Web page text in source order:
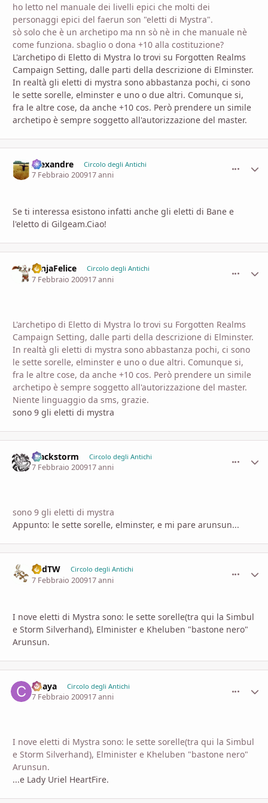
ho letto nel manuale dei livelli epici che molti dei
personaggi epici del faerun son "eletti di Mystra".
sò solo che è un archetipo ma nn sò nè in che manuale nè
come funziona. sbaglio o dona +10 alla costituzione?
L'archetipo di Eletto di Mystra lo trovi su Forgotten Realms
Campaign Setting, dalle parti della descrizione di Elminster.
In realtà gli eletti di mystra sono abbastanza pochi, ci sono
le sette sorelle, elminster e uno o due altri. Comunque si,
fra le altre cose, da anche +10 cos. Però prendere un simile
archetipo è sempre soggetto all'autorizzazione del master.
Alexandre Circolo degli Antichi
7 Febbraio 200917 anni
Se ti interessa esistono infatti anche gli eletti di Bane e
l'eletto di Gilgeam.Ciao!
NinjaFelice Circolo degli Antichi
7 Febbraio 200917 anni
L'archetipo di Eletto di Mystra lo trovi su Forgotten Realms
Campaign Setting, dalle parti della descrizione di Elminster.
In realtà gli eletti di mystra sono abbastanza pochi, ci sono
le sette sorelle, elminster e uno o due altri. Comunque si,
fra le altre cose, da anche +10 cos. Però prendere un simile
archetipo è sempre soggetto all'autorizzazione del master.
Niente linguaggio da sms, grazie.
sono 9 gli eletti di mystra
Blackstorm Circolo degli Antichi
7 Febbraio 200917 anni
sono 9 gli eletti di mystra
Appunto: le sette sorelle, elminster, e mi pare arunsun...
LudTW Circolo degli Antichi
7 Febbraio 200917 anni
I nove eletti di Mystra sono: le sette sorelle(tra qui la Simbul
e Storm Silverhand), Elminister e Kheluben "bastone nero"
Arunsun.
Chaya Circolo degli Antichi
7 Febbraio 200917 anni
I nove eletti di Mystra sono: le sette sorelle(tra qui la Simbul
e Storm Silverhand), Elminister e Kheluben "bastone nero"
Arunsun.
...e Lady Uriel HeartFire.